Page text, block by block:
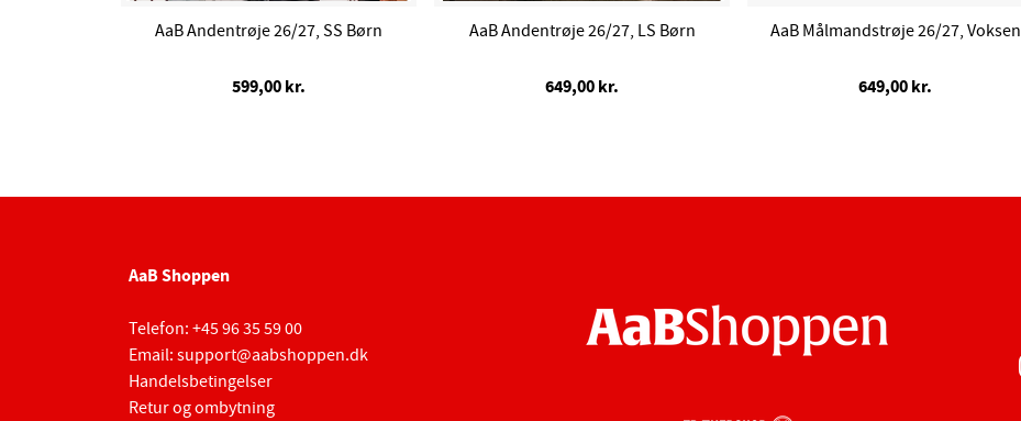
AaB Andentrøje 26/27, SS Børn
599,00 kr.
AaB Andentrøje 26/27, LS Børn
649,00 kr.
AaB Målmandstrøje 26/27, Voksen
649,00 kr.
AaB Shoppen
Telefon: +45 96 35 59 00
Email: support@aabshoppen.dk
Handelsbetingelser
Retur og ombytning